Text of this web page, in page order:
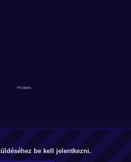
be kell jelentkezni.